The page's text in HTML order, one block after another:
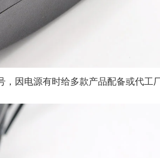
因电源有时给多款产品配备或代工